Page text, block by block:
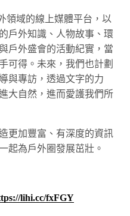
領域的線上媒體平台，以
戶外知識、人物故事、環
戶外盛會的活動紀實，當
可得。未來，我們也計劃
與專訪，透過文字的力
大自然，進而愛護我們所
更加豐富、有深度的資訊
起為戶外圈發展茁壯。
lihi.cc/fxFGY